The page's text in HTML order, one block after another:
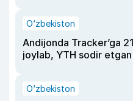
O‘zbekiston
Andijonda Tracker’ga
joylab, YTH sodir
O‘zbekiston